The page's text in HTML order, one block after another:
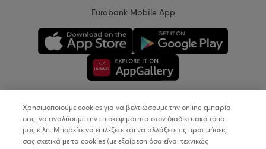
Eurobank Mobile App
Copyright © 2026
Χρησιμοποιούμε cookies για να βελτιώσουμε την online εμπειρία
σας, να αναλύουμε την επισκεψιμότητα στον διαδικτυακό τόπο
μας κ.λπ. Μπορείτε να επιλέξετε και να αλλάξετε τις προτιμήσεις
σας σχετικά με τα cookies (με εξαίρεση όσα είναι τεχνικώς